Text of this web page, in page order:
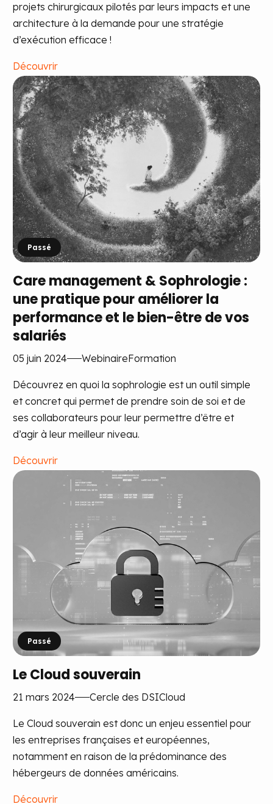
projets chirurgicaux pilotés par leurs impacts et une
architecture à la demande pour une stratégie
d’exécution efficace !
Découvrir
Passé
Care management & Sophrologie :
une pratique pour améliorer la
performance et le bien-être de vos
salariés
05 juin 2024 WebinaireFormation
Découvrez en quoi la sophrologie est un outil simple
et concret qui permet de prendre soin de soi et de
ses collaborateurs pour leur permettre d’être et
d’agir à leur meilleur niveau.
Découvrir
Passé
Le Cloud souverain
21 mars 2024 Cercle des DSICloud
Le Cloud souverain est donc un enjeu essentiel pour
les entreprises françaises et européennes,
notamment en raison de la prédominance des
hébergeurs de données américains.
Découvrir